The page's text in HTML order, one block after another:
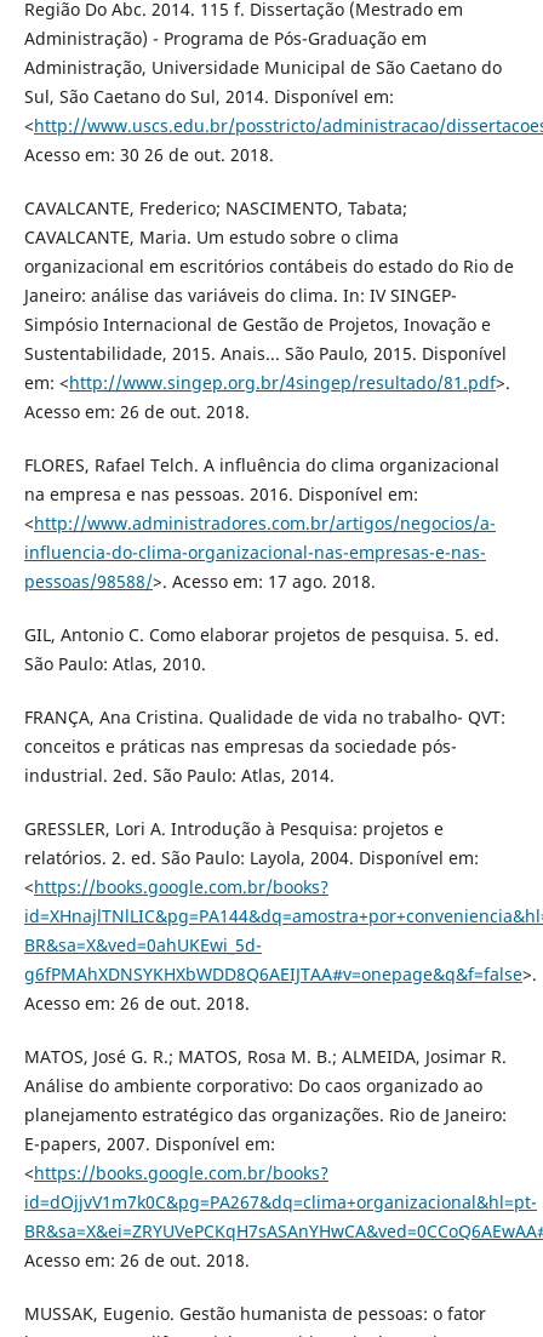
Região Do Abc. 2014. 115 f. Dissertação (Mestrado em
Administração) - Programa de Pós-Graduação em
Administração, Universidade Municipal de São Caetano do
Sul, São Caetano do Sul, 2014. Disponível em:
<http://www.uscs.edu.br/posstricto/administracao/dissertacoes/
Acesso em: 30 26 de out. 2018.
CAVALCANTE, Frederico; NASCIMENTO, Tabata;
CAVALCANTE, Maria. Um estudo sobre o clima
organizacional em escritórios contábeis do estado do Rio de
Janeiro: análise das variáveis do clima. In: IV SINGEP-
Simpósio Internacional de Gestão de Projetos, Inovação e
Sustentabilidade, 2015. Anais... São Paulo, 2015. Disponível
em: <http://www.singep.org.br/4singep/resultado/81.pdf>.
Acesso em: 26 de out. 2018.
FLORES, Rafael Telch. A influência do clima organizacional
na empresa e nas pessoas. 2016. Disponível em:
<http://www.administradores.com.br/artigos/negocios/a-
influencia-do-clima-organizacional-nas-empresas-e-nas-
pessoas/98588/>. Acesso em: 17 ago. 2018.
GIL, Antonio C. Como elaborar projetos de pesquisa. 5. ed.
São Paulo: Atlas, 2010.
FRANÇA, Ana Cristina. Qualidade de vida no trabalho- QVT:
conceitos e práticas nas empresas da sociedade pós-
industrial. 2ed. São Paulo: Atlas, 2014.
GRESSLER, Lori A. Introdução à Pesquisa: projetos e
relatórios. 2. ed. São Paulo: Layola, 2004. Disponível em:
<https://books.google.com.br/books?
BR&sa=X&ved=0ahUKEwi_5d-
g6fPMAhXDNSYKHXbWDD8Q6AEIJTAA#v=onepage&q&f=false>.
Acesso em: 26 de out. 2018.
MATOS, José G. R.; MATOS, Rosa M. B.; ALMEIDA, Josimar R.
Análise do ambiente corporativo: Do caos organizado ao
planejamento estratégico das organizações. Rio de Janeiro:
E-papers, 2007. Disponível em:
<https://books.google.com.br/books?
id=dOjjvV1m7k0C&pg=PA267&dq=clima+organizacional&hl=pt-
Acesso em: 26 de out. 2018.
MUSSAK, Eugenio. Gestão humanista de pessoas: o fator